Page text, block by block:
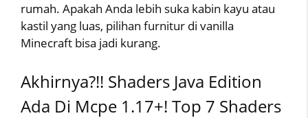
rumah. Apakah Anda lebih suka kabin kayu atau
kastil yang luas, pilihan furnitur di vanilla
Minecraft bisa jadi kurang.
Akhirnya?!! Shaders Java Edition
Ada Di Mcpe 1.17+! Top 7 Shaders